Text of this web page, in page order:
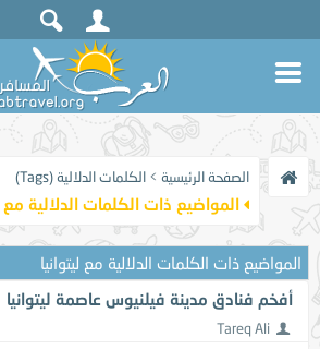
الصفحة الرئيسية > الكلمات الدلالية (Tags)
المواضيع ذات الكلمات الدلالية مع
المواضيع ذات الكلمات الدلالية مع ليتوانيا
أفخم فنادق مدينة فيلنيوس عاصمة ليتوانيا
Tareq Ali